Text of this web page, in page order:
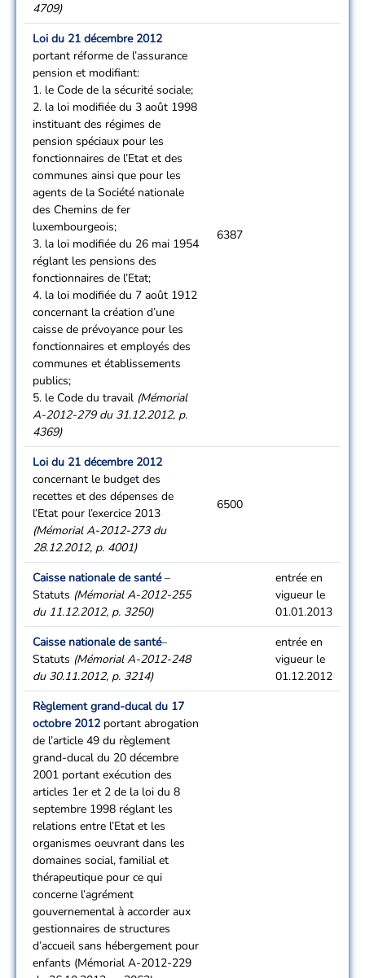
4709)
Loi du 21 décembre 2012
portant réforme de l’assurance
pension et modifiant:
1. le Code de la sécurité sociale;
2. la loi modifiée du 3 août 1998
instituant des régimes de
pension spéciaux pour les
fonctionnaires de l’Etat et des
communes ainsi que pour les
agents de la Société nationale
des Chemins de fer
luxembourgeois;
3. la loi modifiée du 26 mai 1954
réglant les pensions des
fonctionnaires de l’Etat;
4. la loi modifiée du 7 août 1912
concernant la création d’une
caisse de prévoyance pour les
fonctionnaires et employés des
communes et établissements
publics;
5. le Code du travail (Mémorial
A-2012-279 du 31.12.2012, p.
4369)
6387
Loi du 21 décembre 2012
concernant le budget des
recettes et des dépenses de
l’Etat pour l’exercice 2013
(Mémorial A-2012-273 du
28.12.2012, p. 4001)
6500
Caisse nationale de santé–
Statuts (Mémorial A-2012-255
du 11.12.2012, p. 3250)
entrée en
vigueur le
01.01.2013
Caisse nationale de santé–
Statuts (Mémorial A-2012-248
du 30.11.2012, p. 3214)
entrée en
vigueur le
01.12.2012
Règlement grand-ducal du 17
octobre 2012 portant abrogation
de l’article 49 du règlement
grand-ducal du 20 décembre
2001 portant exécution des
articles 1er et 2 de la loi du 8
septembre 1998 réglant les
relations entre l’Etat et les
organismes oeuvrant dans les
domaines social, familial et
thérapeutique pour ce qui
concerne l’agrément
gouvernemental à accorder aux
gestionnaires de structures
d’accueil sans hébergement pour
enfants (Mémorial A-2012-229